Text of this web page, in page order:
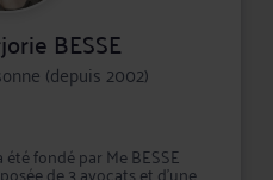
BESSE
(depuis 2002)
été fondé par Me BESSE
de 3 avocats et d'une